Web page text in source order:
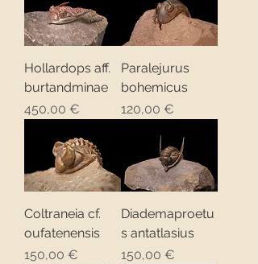
Hollardops aff.
burtandminae
Precio
450,00 €
Paralejurus
bohemicus
Precio
120,00 €
Coltraneia cf.
oufatenensis
Precio
150,00 €
Diademaproetu
s antatlasius
Precio
150,00 €